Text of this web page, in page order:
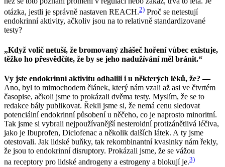
otázka, jestli je správně nastaven REACH.2) Proč se netestují
endokrinní aktivity, ačkoliv jsou na to relativně standardizované
testy?
„Když volič netuší, že bromovaný zhášeč hoření vůbec existuje,
těžko ho přesvědčíte, že by se jeho nadužívání měl bránit.“
Vy jste endokrinní aktivitu odhalili i u některých léků, že? —
Ano, byl to mimochodem článek, který nám vzali až asi ve čtvrtém
časopise, ačkoli jsme to prokázali dvěma testy. Myslím, že se to
redakce bály publikovat. Řekli jsme si, že nemá cenu sledovat
potenciální endokrinní působení u něčeho, co je naprosto minoritní.
Tak jsme si vybrali nejpoužívanější nesteroidní protizánětlivá léčiva,
jako je Ibuprofen, Diclofenac a několik dalších látek. A ty jsme
otestovali. Jak lidské buňky, tak rekombinantní kvasinky nám řekly,
že jsou to endokrinní disruptory. Prokázali jsme, že se vážou
na receptory pro lidské androgeny a estrogeny a blokují je.3)